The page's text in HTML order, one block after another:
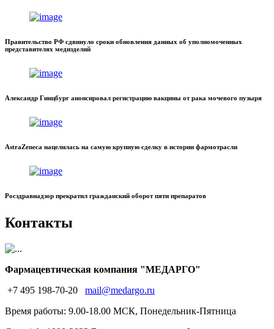
Правительство РФ сдвинуло сроки обновления данных об уполномоченных
представителях медизделий
Александр Гинцбург анонсировал регистрацию вакцины от рака мочевого пузыря
AstraZeneca нацелилась на самую крупную сделку в истории фармотрасли
Росздравнадзор прекратил гражданский оборот пяти препаратов
Контакты
Фармацевтическая компания "МЕДАРГО"
+7 495 198-70-20
mail@medargo.ru
Время работы: 9.00-18.00 МСК, Понедельник-Пятница